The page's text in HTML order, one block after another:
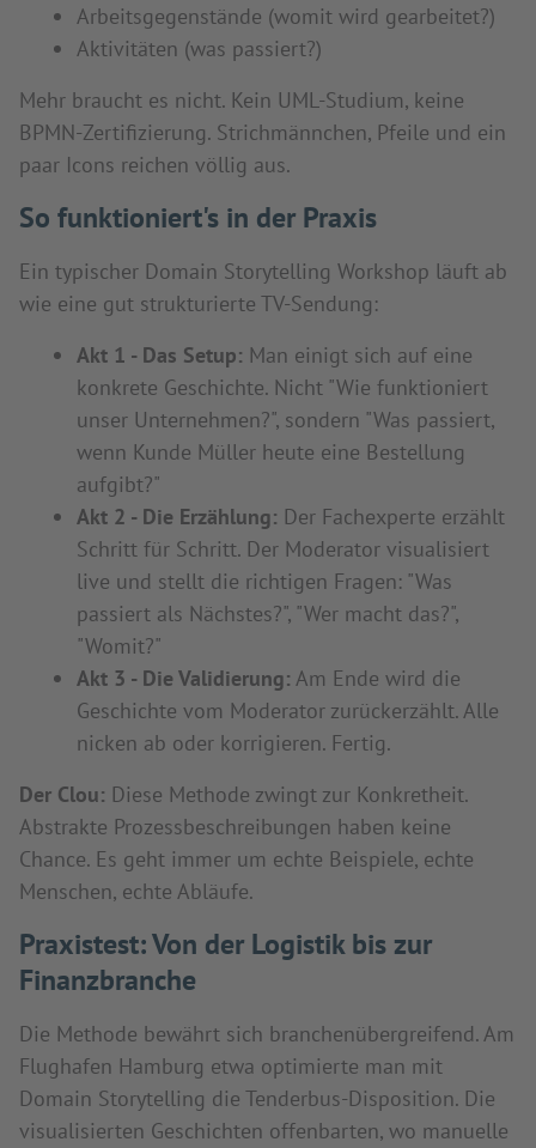
Arbeitsgegenstände (womit wird gearbeitet?)
Aktivitäten (was passiert?)
Mehr braucht es nicht. Kein UML-Studium, keine
BPMN-Zertifizierung. Strichmännchen, Pfeile und ein
paar Icons reichen völlig aus.
So funktioniert's in der Praxis
Ein typischer Domain Storytelling Workshop läuft ab
wie eine gut strukturierte TV-Sendung:
Akt 1 - Das Setup: Man einigt sich auf eine
konkrete Geschichte. Nicht "Wie funktioniert
unser Unternehmen?", sondern "Was passiert,
wenn Kunde Müller heute eine Bestellung
aufgibt?"
Akt 2 - Die Erzählung: Der Fachexperte erzählt
Schritt für Schritt. Der Moderator visualisiert
live und stellt die richtigen Fragen: "Was
passiert als Nächstes?", "Wer macht das?",
"Womit?"
Akt 3 - Die Validierung: Am Ende wird die
Geschichte vom Moderator zurückerzählt. Alle
nicken ab oder korrigieren. Fertig.
Der Clou: Diese Methode zwingt zur Konkretheit.
Abstrakte Prozessbeschreibungen haben keine
Chance. Es geht immer um echte Beispiele, echte
Menschen, echte Abläufe.
Praxistest: Von der Logistik bis zur
Finanzbranche
Die Methode bewährt sich branchenübergreifend. Am
Flughafen Hamburg etwa optimierte man mit
Domain Storytelling die Tenderbus-Disposition. Die
visualisierten Geschichten offenbarten, wo manuelle